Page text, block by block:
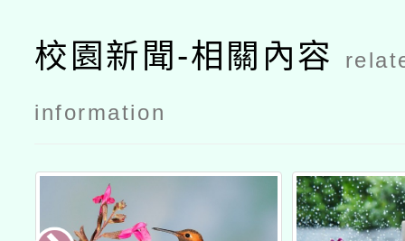
校園新聞-相關內容
information